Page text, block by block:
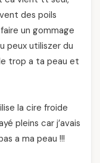
des poils
un gommage
peux utiliszer du
trop a ta peau et
la cire froide
pleins car j’avais
a ma peau !!!